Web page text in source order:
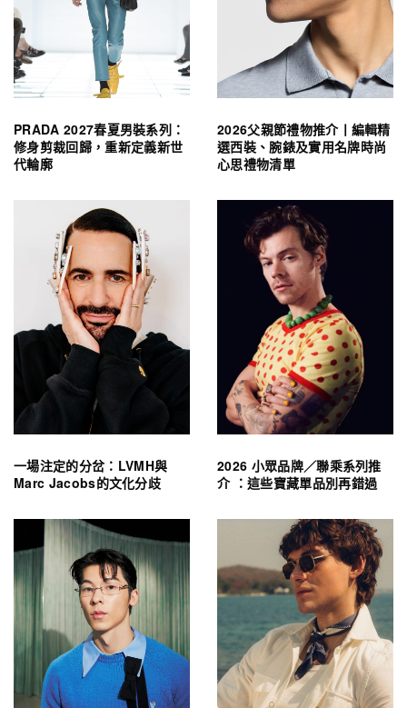
PRADA 2027春夏男裝系列：
修身剪裁回歸，重新定義新世
代輪廓
2026父親節禮物推介丨編輯精
選西裝、腕錶及實用名牌時尚
心思禮物清單
一場注定的分岔：LVMH與
Marc Jacobs的文化分歧
2026 小眾品牌／聯乘系列推
介 ：這些寶藏單品別再錯過